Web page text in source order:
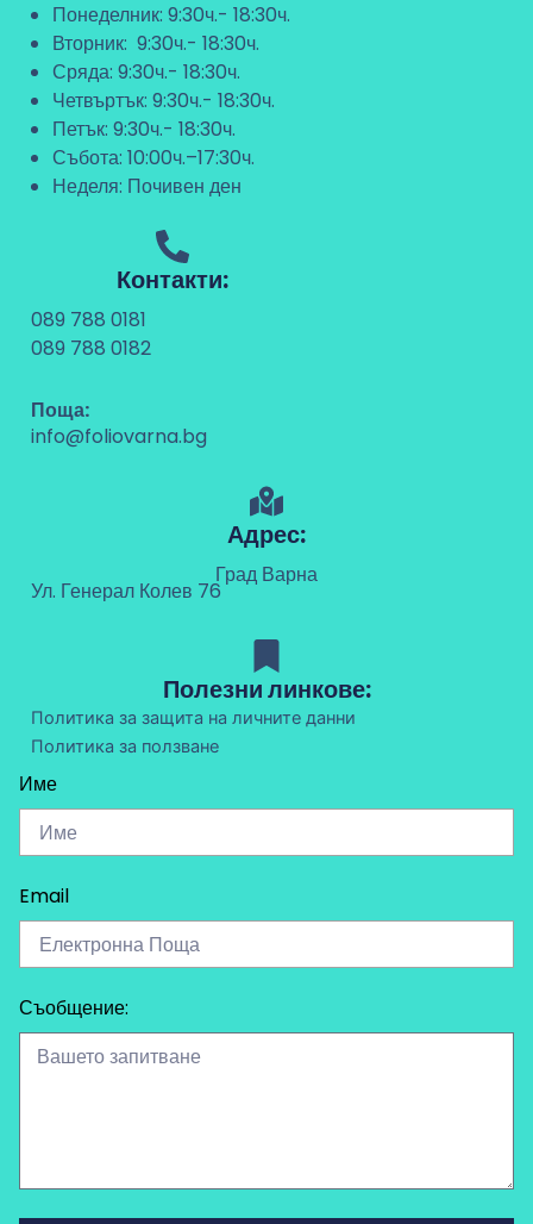
Понеделник: 9:30ч.- 18:30ч.
Вторник: 9:30ч.- 18:30ч.
Сряда: 9:30ч.- 18:30ч.
Четвъртък: 9:30ч.- 18:30ч.
Петък: 9:30ч.- 18:30ч.
Събота: 10:00ч.–17:30ч.
Неделя: Почивен ден
Контакти:
089 788 0181
089 788 0182
Поща:
info@foliovarna.bg
Адрес:
Град Варна
Ул. Генерал Колев 76
Полезни линкове:
Политика за защита на личните данни
Политика за ползване
Име
Email
Съобщение: